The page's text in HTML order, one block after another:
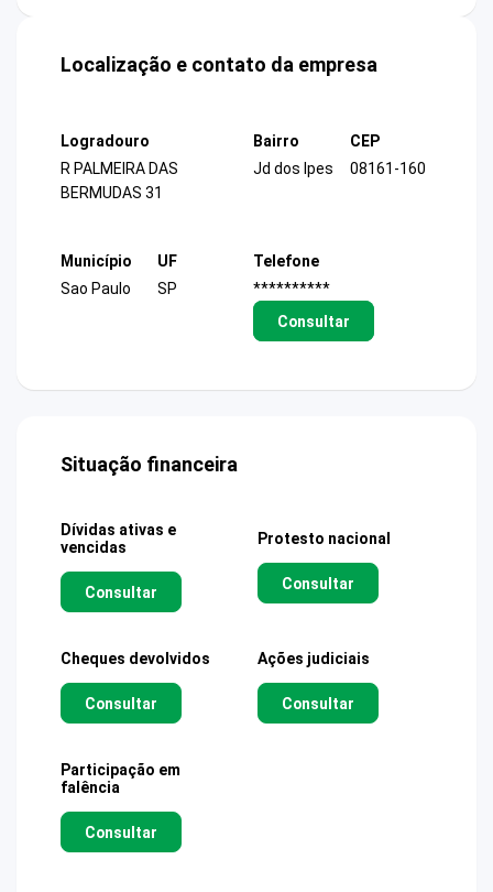
Localização e contato da empresa
Logradouro
R PALMEIRA DAS
BERMUDAS 31
Bairro
Jd dos Ipes
CEP
08161-160
Município
Sao Paulo
UF
SP
Telefone
**********
Consultar
Situação financeira
Dívidas ativas e
vencidas
Consultar
Protesto nacional
Consultar
Cheques devolvidos
Consultar
Ações judiciais
Consultar
Participação em
falência
Consultar